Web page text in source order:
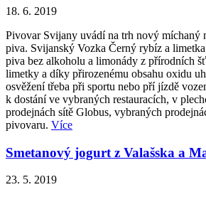
18. 6. 2019
Pivovar Svijany uvádí na trh nový míchaný
piva. Svijanský Vozka Černý rybíz a
piva bez alkoholu a limonády z přírodních
limetky a díky přirozenému obsahu oxidu
osvěžení třeba při sportu nebo pří jízdě
k dostání ve vybraných restauracích, v
prodejnách sítě Globus, vybraných
pivovaru. Více
Smetanový jogurt z Valašska a
23. 5. 2019